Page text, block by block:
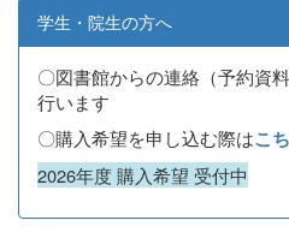
学生・院生の方へ
〇図書館からの連絡（予約資
行います
〇購入希望を申し込む際はこ
2026年度 購入希望 受付中